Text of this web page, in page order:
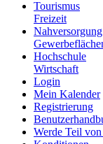
Tourismus
Freizeit
Nahversorgung
Hochschule
Wirtschaft
Login
Mein Kalender
Registrierung
Werde Teil